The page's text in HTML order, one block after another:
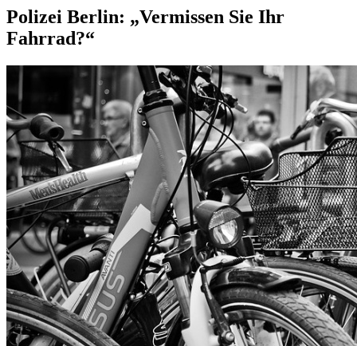
Polizei Berlin: „Vermissen Sie Ihr
Fahrrad?“